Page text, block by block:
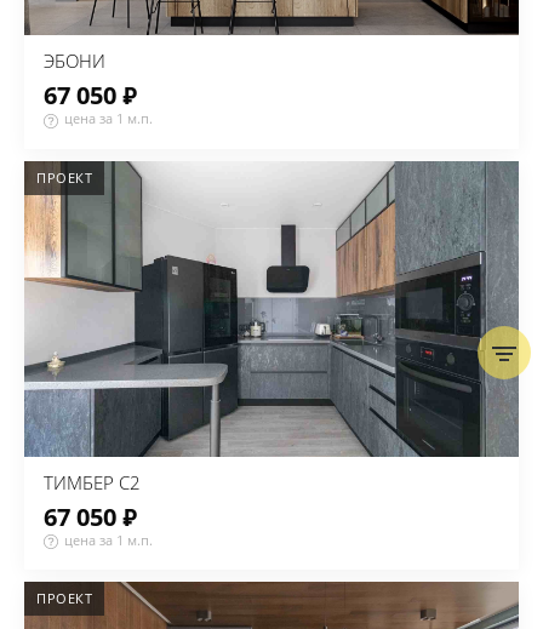
ЭБОНИ
67 050 ₽
цена за 1 м.п.
ПРОЕКТ
ТИМБЕР С2
67 050 ₽
цена за 1 м.п.
ПРОЕКТ